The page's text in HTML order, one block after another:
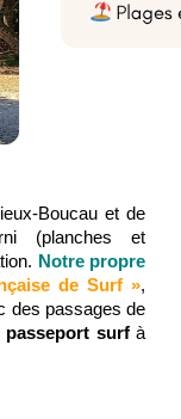
Boucau et de
(planches et
Notre propre
de Surf »,
des passages de
passeport surfà